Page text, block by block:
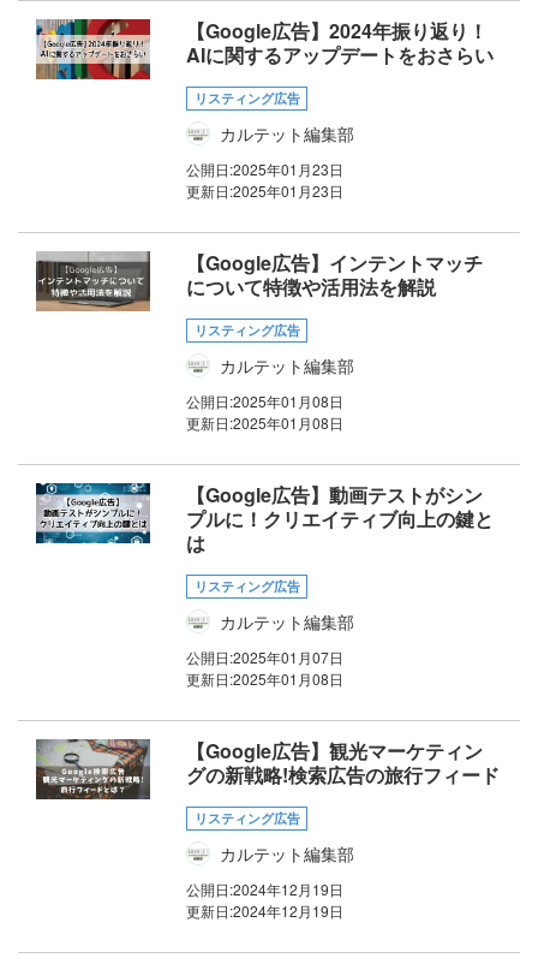
【Google広告】2024年振り返り！
AIに関するアップデートをおさらい
リスティング広告
カルテット編集部
公開日:2025年01月23日
更新日:2025年01月23日
【Google広告】インテントマッチ
について特徴や活用法を解説
リスティング広告
カルテット編集部
公開日:2025年01月08日
更新日:2025年01月08日
【Google広告】動画テストがシン
プルに！クリエイティブ向上の鍵と
は
リスティング広告
カルテット編集部
公開日:2025年01月07日
更新日:2025年01月08日
【Google広告】観光マーケティン
グの新戦略!検索広告の旅行フィード
リスティング広告
カルテット編集部
公開日:2024年12月19日
更新日:2024年12月19日